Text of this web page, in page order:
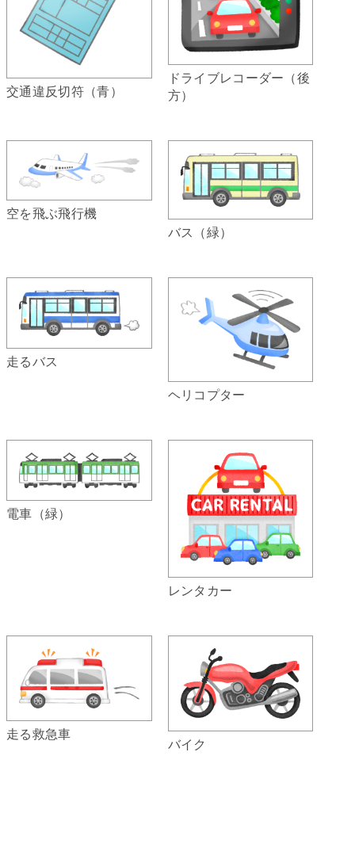
交通違反切符（青）
ドライブレコーダー（後
方）
空を飛ぶ飛行機
バス（緑）
走るバス
ヘリコプター
電車（緑）
レンタカー
走る救急車
バイク